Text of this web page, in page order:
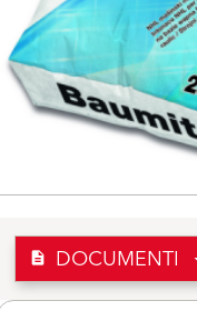
description DOCUMENTI